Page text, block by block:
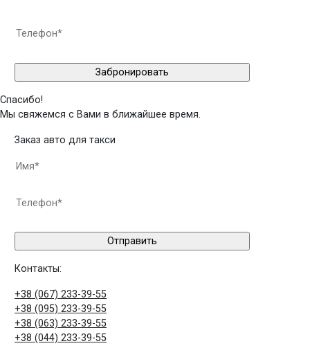
Спасибо!
Мы свяжемся с Вами в ближайшее время.
Заказ авто для такси
Контакты:
+38 (067) 233-39-55
+38 (095) 233-39-55
+38 (063) 233-39-55
+38 (044) 233-39-55